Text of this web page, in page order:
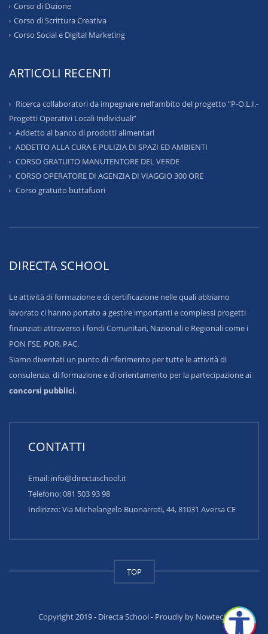
Corso di Dizione
Corso di Scrittura Creativa
Corso Social e Digital Marketing
ARTICOLI RECENTI
Ricerca collaboratori da impegnare nell’ambito del progetto “P-O.L.I.-
Progetti Operativi Locali Individuali”
Addetto al banco di prodotti alimentari
ADDETTO ALLA CURA E PULIZIA DI SPAZI ED AMBIENTI
CORSO GRATUITO MANUTENTORE DEL VERDE
CORSO OPERATORE DI AGENZIA DI VIAGGIO 300 ORE
Corso gratuito buttafuori
DIRECTA SCHOOL
Le attività di formazione e di certificazione nelle quali abbiamo
lavorato ci hanno portato a gestire importanti e complessi progetti
finanziati attraverso i fondi Comunitari, Nazionali e Regionali come i
PON FSE, POR, PAC.
Siamo diventati un punto di riferimento per tutte le attività di
consulenza, di formazione e di orientamento per la partecipazione ai
concorsi pubblici.
CONTATTI
Email: info@directaschool.it
Telefono: 081 503 93 98
Indirizzo:Via Michelangelo Buonarroti, 44, 81031 Aversa CE
TOP
Copyright 2019 - Directa School - Proudly by Nowtech!